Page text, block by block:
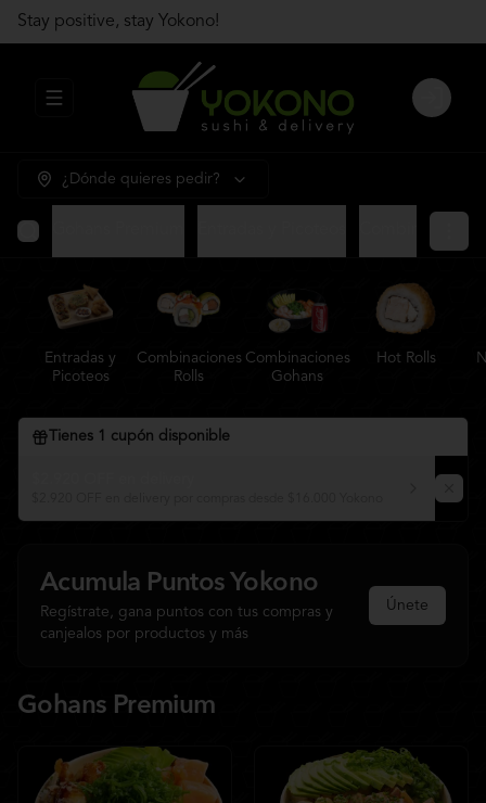
Stay positive, stay Yokono!
Abrir menu de navegación Login
¿Dónde quieres pedir?
Entradas y
Picoteos
Combinaciones
Rolls
Combinaciones
Gohans
Hot Rolls
Tienes 1 cupón disponible
Acumula Puntos Yokono
Regístrate, gana puntos con tus compras y
canjealos por productos y más
Únete
Gohans Premium